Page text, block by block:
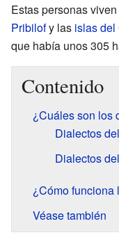
Estas personas
Pribilofy las islas del
que había unos 305
Contenido
¿Cuáles son los
Dialectos
Dialectos
¿Cómo funciona
Véase también